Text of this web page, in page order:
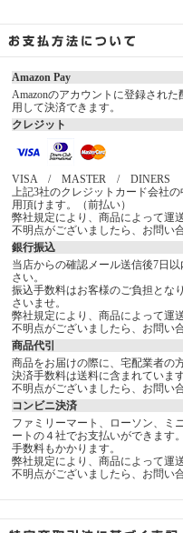
Amazon Pay
Amazonのアカウントに登録され
用して決済できます。
クレジット
VISA / MASTER / DINERS
上記3社のクレジットカード会社
用頂けます。（前払い）
弊社規定により、商品によって運
不明点がございましたら、お問い
銀行振込
当店からの確認メール送信後7日
さい。
振込手数料はお客様のご負担とな
さいませ。
弊社規定により、商品によって運
不明点がございましたら、お問い
商品代引
商品をお届けの際に、宅配業者の
決済手数料は送料に含まれていま
不明点がございましたら、お問い
コンビニ決済
ファミリーマート、ローソン、ミ
ートの４社でお支払いができます
手数料もかかります。
弊社規定により、商品によって運
不明点がございましたら、お問い